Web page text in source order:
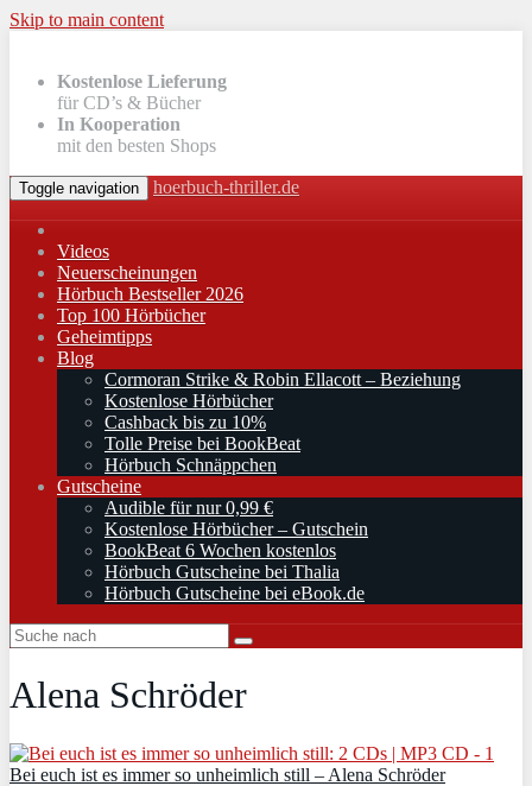
Skip to main content
Kostenlose Lieferung
für CD’s & Bücher
In Kooperation
mit den besten Shops
Toggle navigation hoerbuch-thriller.de
Videos
Neuerscheinungen
Hörbuch Bestseller 2026
Top 100 Hörbücher
Geheimtipps
Blog
Cormoran Strike & Robin Ellacott – Beziehung
Kostenlose Hörbücher
Cashback bis zu 10%
Tolle Preise bei BookBeat
Hörbuch Schnäppchen
Gutscheine
Audible für nur 0,99 €
Kostenlose Hörbücher – Gutschein
BookBeat 6 Wochen kostenlos
Hörbuch Gutscheine bei Thalia
Hörbuch Gutscheine bei eBook.de
Alena Schröder
Bei euch ist es immer so unheimlich still – Alena Schröder